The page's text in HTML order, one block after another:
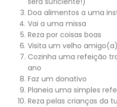
Doa alimentos a uma
Vai a uma missa
Reza por coisas boas
Visita um velho amigo(a)
Cozinha uma refeição
ano
Faz um donativo
Planeia uma simples
Reza pelas crianças da